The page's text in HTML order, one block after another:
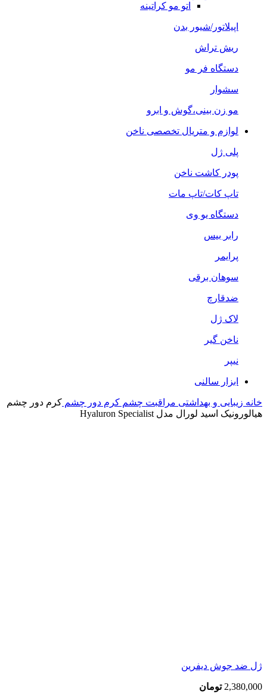
اتو مو کراتینه
اپیلاتور/شیور بدن
ریش تراش
دستگاه فر مو
سشوار
مو زن بینی،گوش و ابرو
لوازم و متریال تخصصی ناخن
پلی ژل
پودر کاشت ناخن
تاپ کات/تاپ مات
دستگاه یو وی
رابر بیس
پرایمر
سوهان برقی
ضدقارچ
لاک ژل
ناخن گیر
نیپر
ابزار سالنی
خانه زیبایی و بهداشتی مراقبت چشم کرم دور چشم کرم دور چشم
هیالورونیک اسید لورال مدل Hyaluron Specialist
ژل ضد جوش دیفرین
2,380,000 تومان